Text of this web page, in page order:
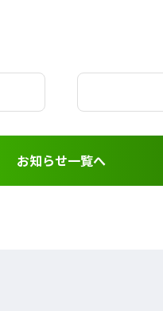
お知らせ一覧へ